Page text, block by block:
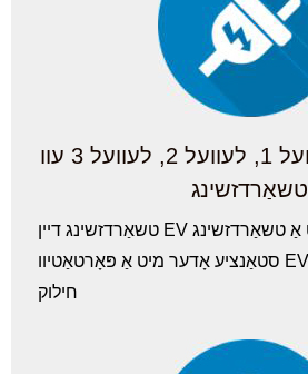
פאַרשידענע לעוועל 1, לעוועל 2, לעוועל 3 עוו
טשאַרדזשינג
טשאַרדזשינג דיין EV אין שטוב מיט אַ טשאַרדזשינג
סטאַנציע אָדער מיט אַ פּאָרטאַטיוו EV טשאַרדזשער?זען די
חילוק